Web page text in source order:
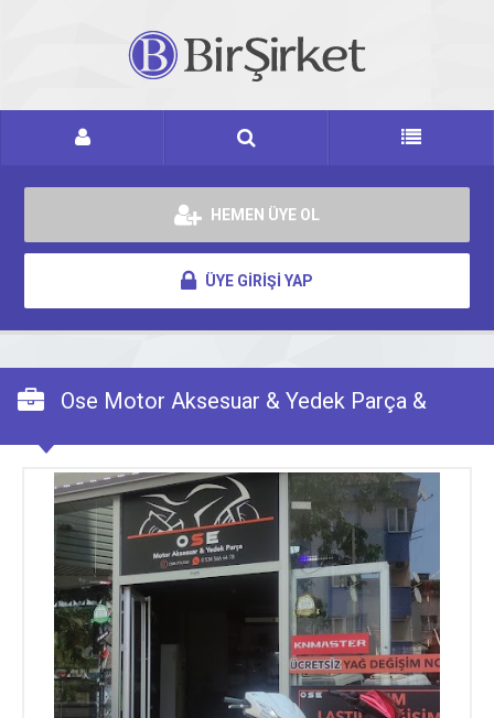
HEMEN ÜYE OL
ÜYE GİRİŞİ YAP
Ose Motor Aksesuar & Yedek Parça &
Motolüx Yetkili Servis